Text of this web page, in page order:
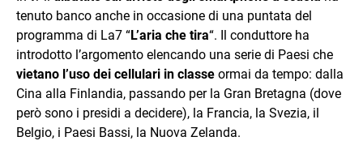
tenuto banco anche in occasione di una puntata del
programma di La7 “L’aria che tira“. Il conduttore ha
introdotto l’argomento elencando una serie di Paesi che
vietano l’uso dei cellulari in classe ormai da tempo: dalla
Cina alla Finlandia, passando per la Gran Bretagna (dove
però sono i presidi a decidere), la Francia, la Svezia, il
Belgio, i Paesi Bassi, la Nuova Zelanda.